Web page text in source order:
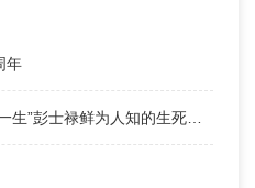
年
彭士禄鲜为人知的生死患难之交